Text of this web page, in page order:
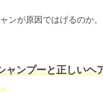
ンが原因ではげるのか
ャンプーと正しいヘ